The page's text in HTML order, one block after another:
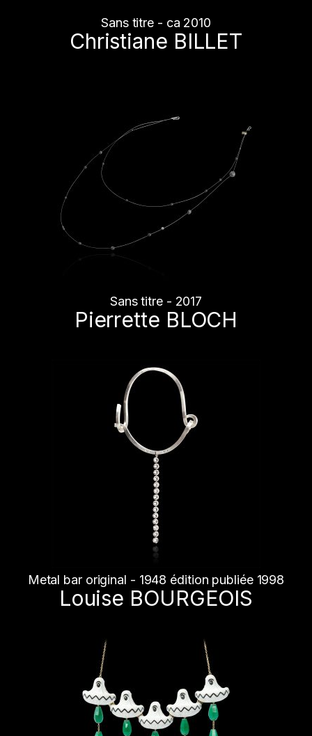
Sans titre - ca 2010
Christiane BILLET
Sans titre - 2017
Pierrette BLOCH
Metal bar original - 1948 édition publiée 1998
Louise BOURGEOIS